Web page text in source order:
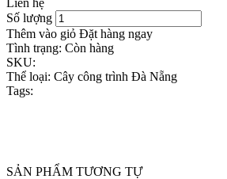
Số lượng
Thêm vào giỏ Đặt hàng ngay
Tình trạng: Còn hàng
SKU:
Thể loại: Cây công trình Đà Nẵng
Tags:
SẢN PHẨM TƯƠNG TỰ